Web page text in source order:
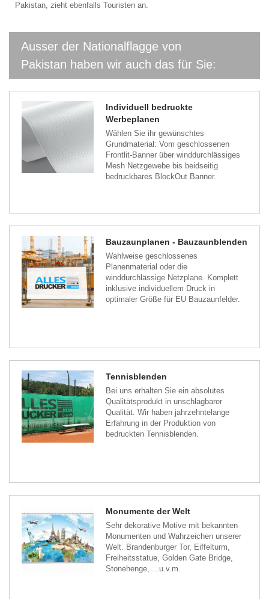
Pakistan, zieht ebenfalls Touristen an.
Ausser der Nationalflagge von
Pakistan haben wir auch das für Sie:
Individuell bedruckte
Werbeplanen
Wählen Sie ihr gewünschtes
Grundmaterial: Vom geschlossenen
Frontlit-Banner über winddurchlässiges
Mesh Netzgewebe bis beidseitig
bedruckbares BlockOut Banner.
Bauzaunplanen - Bauzaunblenden
Wahlweise geschlossenes
Planenmaterial oder die
winddurchlässige Netzplane. Komplett
inklusive individuellem Druck in
optimaler Größe für EU Bauzaunfelder.
Tennisblenden
Bei uns erhalten Sie ein absolutes
Qualitätsprodukt in unschlagbarer
Qualität. Wir haben jahrzehntelange
Erfahrung in der Produktion von
bedruckten Tennisblenden.
Monumente der Welt
Sehr dekorative Motive mit bekannten
Monumenten und Wahrzeichen unserer
Welt. Brandenburger Tor, Eiffelturm,
Freiheitsstatue, Golden Gate Bridge,
Stonehenge, ...u.v.m.